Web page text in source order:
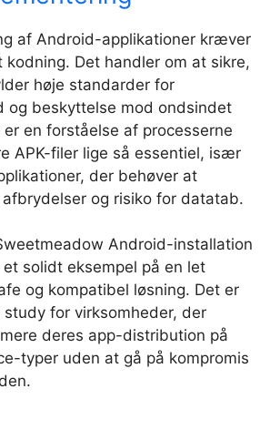
af Android-applikationer kræver
kodning. Det handler om at sikre,
høje standarder for
og beskyttelse mod ondsindet
en forståelse af processerne
APK-filer lige så essentiel, især
der behøver at
og risiko for datatab.
Android-installation
solidt eksempel på en let
og kompatibel løsning. Det er
for virksomheder, der
deres app-distribution på
typer uden at gå på kompromis